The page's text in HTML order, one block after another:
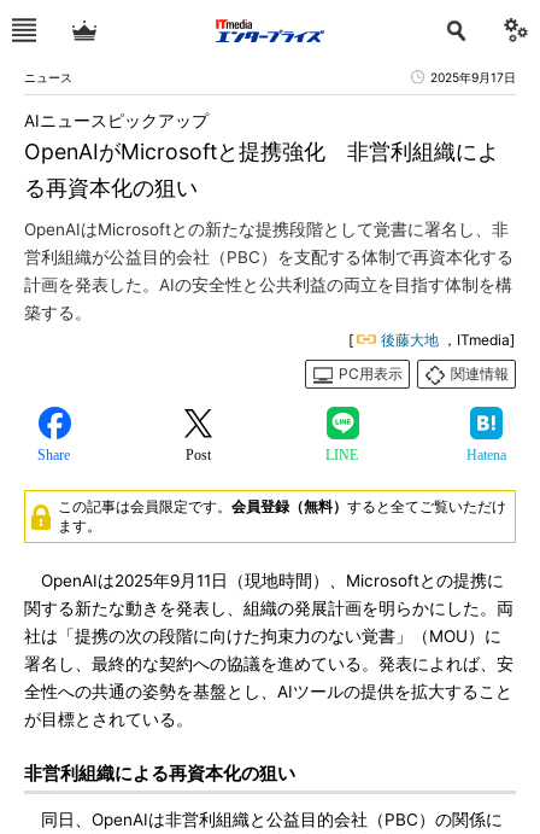
ニュース 2025年9月17日
OpenAIがMicrosoftと提携強化 非営利組織によ
る再資本化の狙い
AIニュースピックアップ
OpenAIはMicrosoftとの新たな提携段階として覚書に署名し、非
営利組織が公益目的会社（PBC）を支配する体制で再資本化する
計画を発表した。AIの安全性と公共利益の両立を目指す体制を構
築する。
[ 後藤大地 ，ITmedia]
PC用表示
関連情報
Share Post LINE Hatena
この記事は会員限定です。 会員登録（無料） すると全てご覧いただけ
ます。
OpenAIは2025年9月11日（現地時間）、Microsoftとの提携に
関する新たな動きを発表し、組織の発展計画を明らかにした。両
社は「提携の次の段階に向けた拘束力のない覚書」（MOU）に
署名し、最終的な契約への協議を進めている。発表によれば、安
全性への共通の姿勢を基盤とし、AIツールの提供を拡大すること
が目標とされている。
非営利組織による再資本化の狙い
同日、OpenAIは非営利組織と公益目的会社（PBC）の関係に